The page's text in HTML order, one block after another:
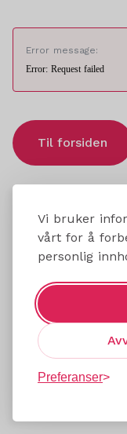
Vi bruker
vårt for å
personlig
Preferanser
Error message:
Error: Request failed
Til forsiden